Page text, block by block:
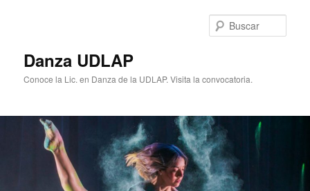
Danza UDLAP
Conoce la Lic. en Danza de la UDLAP. Visita la convocatoria.